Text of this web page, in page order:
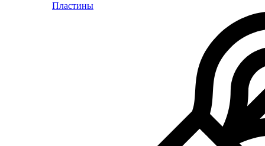
Пластины